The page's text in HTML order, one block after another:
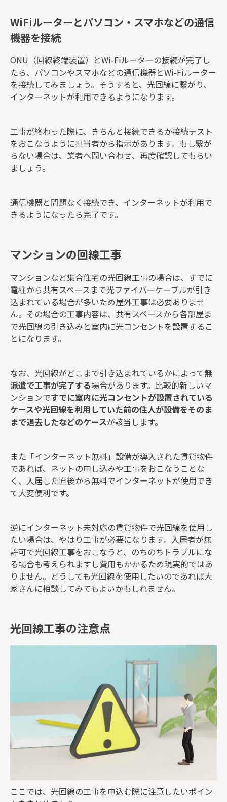
WiFiルーターとパソコン・スマホなどの通信
機器を接続
ONU（回線終端装置）とWi-Fiルーターの接続が完了し
たら、パソコンやスマホなどの通信機器とWi-Fiルーター
を接続してみましょう。そうすると、光回線に繋がり、
インターネットが利用できるようになります。
工事が終わった際に、きちんと接続できるか接続テスト
をおこなうように担当者から指示があります。もし繋が
らない場合は、業者へ問い合わせ、再度確認してもらい
ましょう。
通信機器と問題なく接続でき、インターネットが利用で
きるようになったら完了です。
マンションの回線工事
マンションなど集合住宅の光回線工事の場合は、すでに
電柱から共有スペースまで光ファイバーケーブルが引き
込まれている場合が多いため屋外工事は必要ありませ
ん。その場合の工事内容は、共有スペースから各部屋ま
で光回線の引き込みと室内に光コンセントを設置するこ
とになります。
なお、光回線がどこまで引き込まれているかによって無
派遣で工事が完了する場合があります。比較的新しいマ
ンションですでに室内に光コンセントが設置されている
ケースや光回線を利用していた前の住人が設備をそのま
まで退去したなどのケースが該当します。
また「インターネット無料」設備が導入された賃貸物件
であれば、ネットの申し込みや工事をおこなうことな
く、入居した直後から無料でインターネットが使用でき
て大変便利です。
逆にインターネット未対応の賃貸物件で光回線を使用し
たい場合は、やはり工事が必要になります。入居者が無
許可で光回線工事をおこなうと、のちのちトラブルにな
る場合も考えられますし費用もかかるため現実的ではあ
りません。どうしても光回線を使用したいのであれば大
家さんに相談してみてもよいかもしれません。
光回線工事の注意点
ここでは、光回線の工事を申込む際に注意したいポイン